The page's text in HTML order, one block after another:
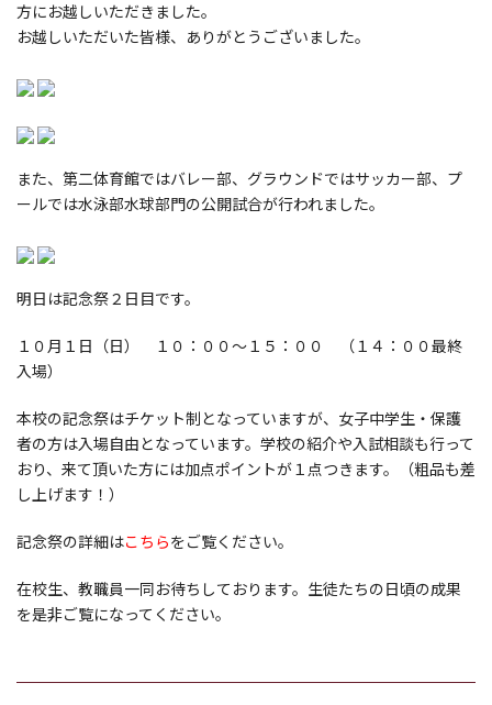
方にお越しいただきました。
お越しいただいた皆様、ありがとうございました。
また、第二体育館ではバレー部、グラウンドではサッカー部、プ
ールでは水泳部水球部門の公開試合が行われました。
明日は記念祭２日目です。
１０月１日（日） １０：００～１５：００ （１４：００最終
入場）
本校の記念祭はチケット制となっていますが、女子中学生・保護
者の方は入場自由となっています。学校の紹介や入試相談も行って
おり、来て頂いた方には加点ポイントが１点つきます。（粗品も差
し上げます！）
記念祭の詳細はこちらをご覧ください。
在校生、教職員一同お待ちしております。生徒たちの日頃の成果
を是非ご覧になってください。